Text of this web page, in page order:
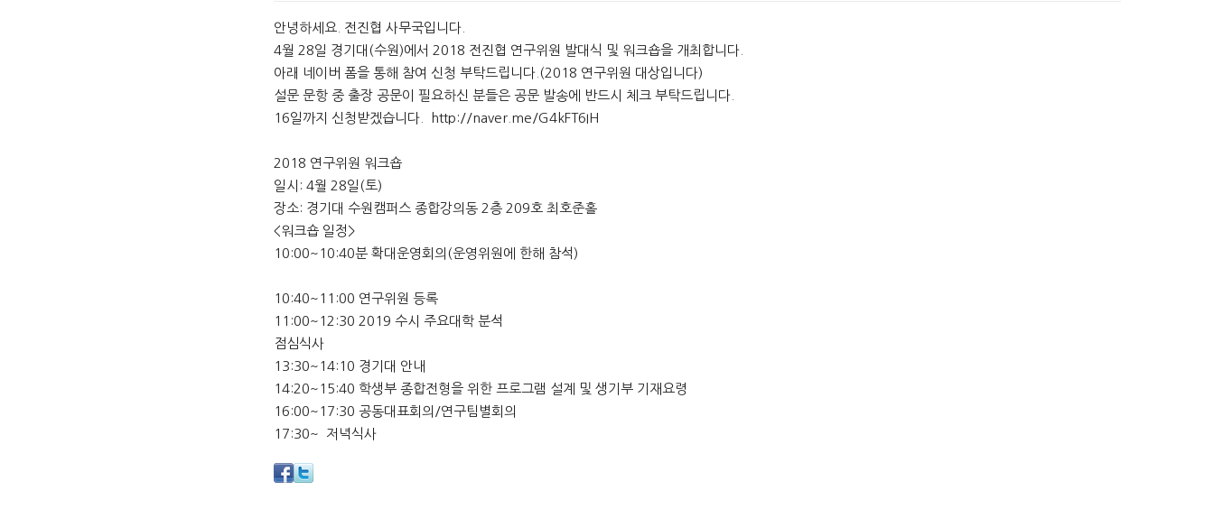
본문
안녕하세요. 전진협 사무국입니다.
4월 28일 경기대(수원)에서 2018 전진협 연구위원 발대식 및 워크숍을 개최합니다.
아래 네이버 폼을 통해 참여 신청 부탁드립니다.(2018 연구위원 대상입니다)
설문 문항 중 출장 공문이 필요하신 분들은 공문 발송에 반드시 체크 부탁드립니다.
16일까지 신청받겠습니다.
http://naver.me/G4kFT6IH
2018 연구위원 워크숍
일시: 4월 28일(토)
장소: 경기대 수원캠퍼스 종합강의동 2층 209호 최호준홀
<워크숍 일정>
10:00~10:40분 확대운영회의(운영위원에 한해 참석)
10:40~11:00 연구위원 등록
11:00~12:30 2019 수시 주요대학 분석
점심식사
13:30~14:10 경기대 안내
14:20~15:40 학생부 종합전형을 위한 프로그램 설계 및 생기부 기재요령
16:00~17:30 공동대표회의/연구팀별회의
17:30~ 저녁식사